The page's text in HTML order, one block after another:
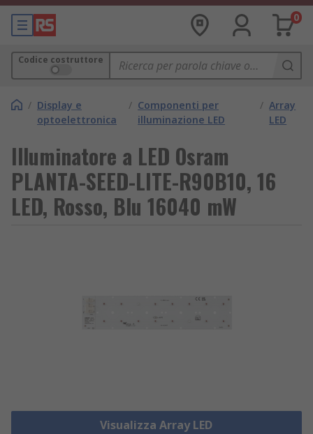
0
Codice costruttore
/ Display e
optoelettronica
/ Componenti per
illuminazione LED
/ Array
LED
Illuminatore a LED Osram
PLANTA-SEED-LITE-R90B10, 16
LED, Rosso, Blu 16040 mW
Visualizza Array LED